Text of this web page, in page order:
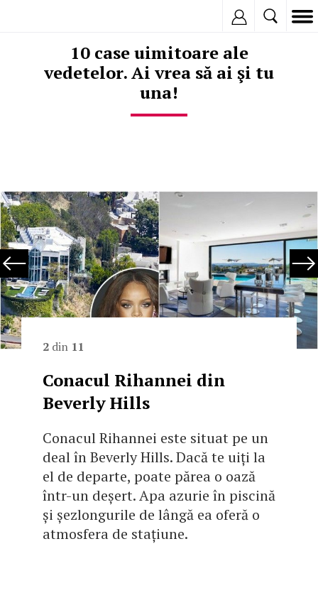
10 case uimitoare ale
vedetelor. Ai vrea să ai şi tu
una!
2 din 11
Conacul Rihannei din
Beverly Hills
Conacul Rihannei este situat pe un
deal în Beverly Hills. Dacă te uiți la
el de departe, poate părea o oază
într-un deșert. Apa azurie în piscină
și șezlongurile de lângă ea oferă o
atmosfera de stațiune.